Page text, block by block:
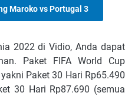
Maroko vs Portugal 3
2022 di Vidio, Anda dapat
Paket FIFA World Cup
Paket 30 Hari Rp65.490
30 Hari Rp87.690 (semua